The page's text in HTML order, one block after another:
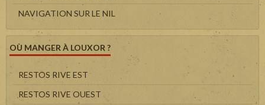
NAVIGATION SUR LE NIL
OÙ MANGER À LOUXOR ?
RESTOS RIVE EST
RESTOS RIVE OUEST